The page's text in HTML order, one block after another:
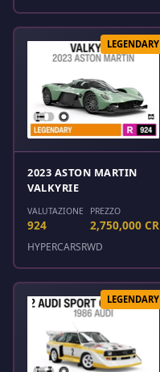
LEGENDARY
2023 ASTON MARTIN
VALKYRIE
VALUTAZIONE
924
PREZZO
2,750,000 CR
HYPERCARSRWD
LEGENDARY